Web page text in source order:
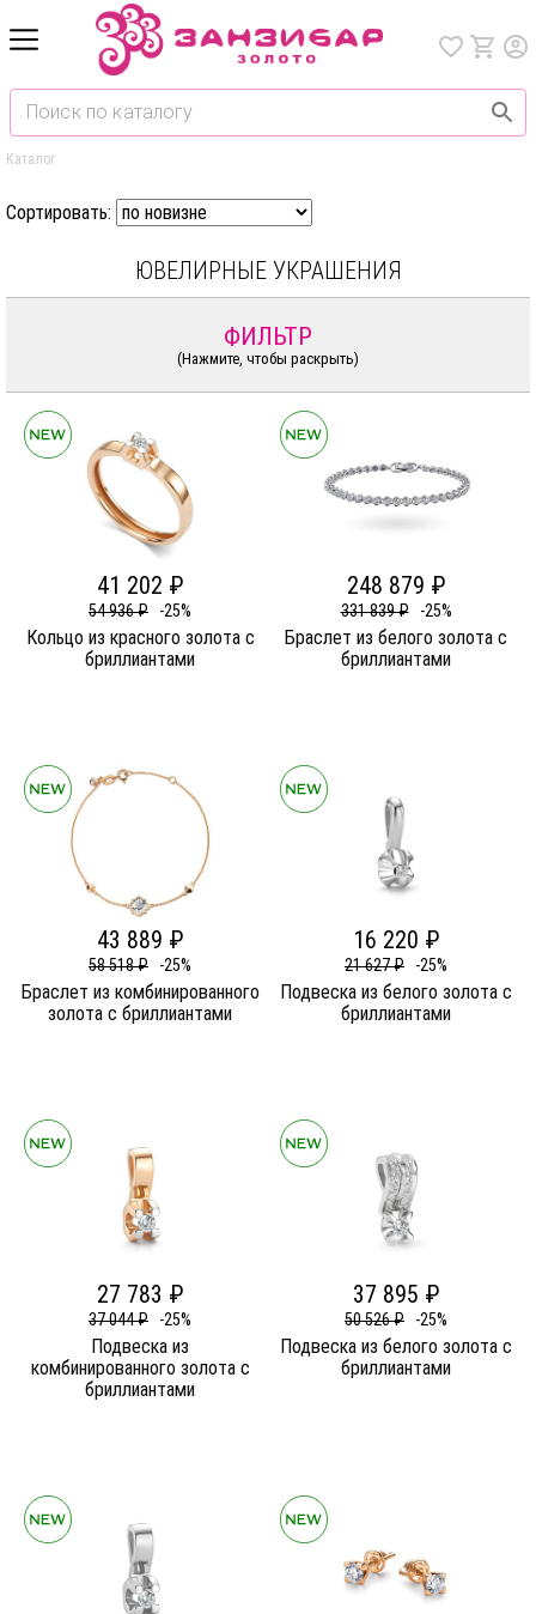
Каталог
Сортировать:
ЮВЕЛИРНЫЕ УКРАШЕНИЯ
ФИЛЬТР
(Нажмите, чтобы раскрыть)
41 202 ₽
54 936 ₽ -25%
Кольцо из красного золота c
бриллиантами
248 879 ₽
331 839 ₽ -25%
Браслет из белого золота c
бриллиантами
43 889 ₽
58 518 ₽ -25%
Браслет из комбинированного
золота c бриллиантами
16 220 ₽
21 627 ₽ -25%
Подвеска из белого золота c
бриллиантами
27 783 ₽
37 044 ₽ -25%
Подвеска из
комбинированного золота c
бриллиантами
37 895 ₽
50 526 ₽ -25%
Подвеска из белого золота c
бриллиантами